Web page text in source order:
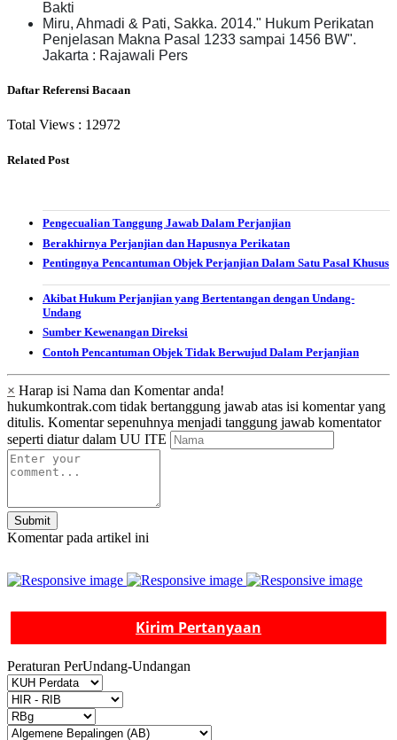
Bakti
Miru, Ahmadi & Pati, Sakka. 2014." Hukum Perikatan
Penjelasan Makna Pasal 1233 sampai 1456 BW".
Jakarta : Rajawali Pers
Daftar Referensi Bacaan
Total Views : 12972
Related Post
Pengecualian Tanggung Jawab Dalam Perjanjian
Berakhirnya Perjanjian dan Hapusnya Perikatan
Pentingnya Pencantuman Objek Perjanjian Dalam Satu Pasal Khusus
Akibat Hukum Perjanjian yang Bertentangan dengan Undang-
Undang
Sumber Kewenangan Direksi
Contoh Pencantuman Objek Tidak Berwujud Dalam Perjanjian
× Harap isi Nama dan Komentar anda!
hukumkontrak.com tidak bertanggung jawab atas isi komentar yang
ditulis. Komentar sepenuhnya menjadi tanggung jawab komentator
seperti diatur dalam UU ITE
Submit
Komentar pada artikel ini
Kirim Pertanyaan
Peraturan PerUndang-Undangan